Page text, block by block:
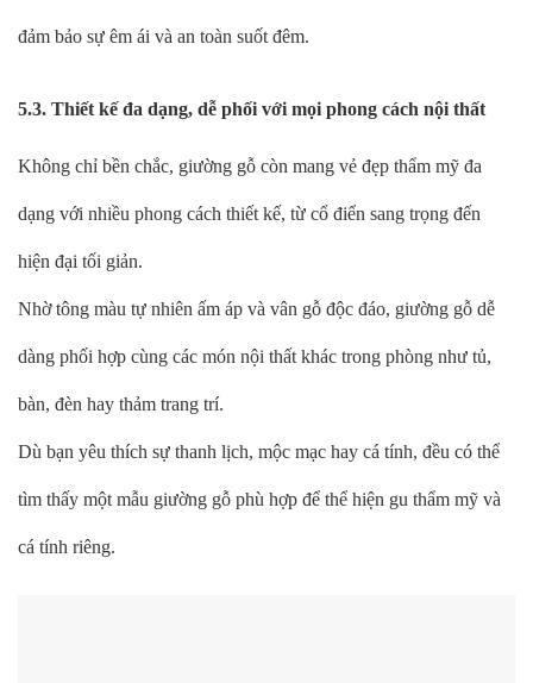
đảm bảo sự êm ái và an toàn suốt đêm.
5.3. Thiết kế đa dạng, dễ phối với mọi phong cách nội thất
Không chỉ bền chắc, giường gỗ còn mang vẻ đẹp thẩm mỹ đa
dạng với nhiều phong cách thiết kế, từ cổ điển sang trọng đến
hiện đại tối giản.
Nhờ tông màu tự nhiên ấm áp và vân gỗ độc đáo, giường gỗ dễ
dàng phối hợp cùng các món nội thất khác trong phòng như tủ,
bàn, đèn hay thảm trang trí.
Dù bạn yêu thích sự thanh lịch, mộc mạc hay cá tính, đều có thể
tìm thấy một mẫu giường gỗ phù hợp để thể hiện gu thẩm mỹ và
cá tính riêng.